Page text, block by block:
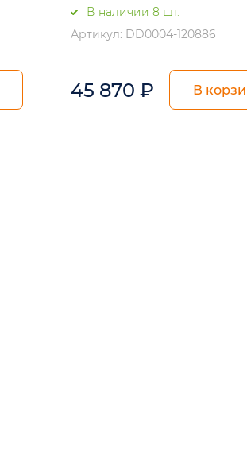
В наличии 8 шт.
Артикул: DD0004-120886
45 870 ₽ В